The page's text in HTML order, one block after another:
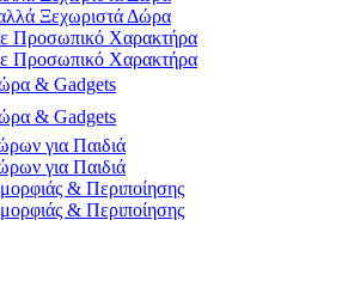
Ξεχωριστά Δώρα
Προσωπικό Χαρακτήρα
Προσωπικό Χαρακτήρα
& Gadgets
& Gadgets
για Παιδιά
για Παιδιά
& Περιποίησης
& Περιποίησης